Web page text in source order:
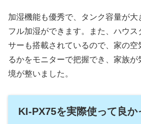
加湿機能も優秀で、タンク容量が大
フル加湿ができます。また、ハウス
サーも搭載されているので、家の空
るかをモニターで把握でき、家族
境が整いました。
KI-PX75を実際使って良か